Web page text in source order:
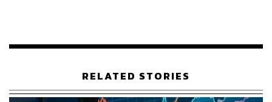
RELATED STORIES